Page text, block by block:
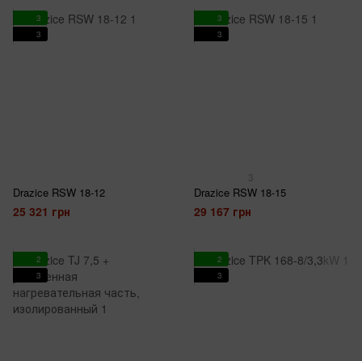
3
3
Drazice RSW 18-12
25 321 грн
3
3
3
Drazice RSW 18-15
29 167 грн
2
3
2
3